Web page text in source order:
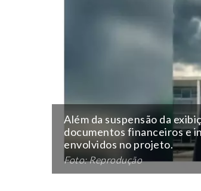
Além da suspensão da
documentos financeiros e
envolvidos no projeto.
Foto: Reprodução